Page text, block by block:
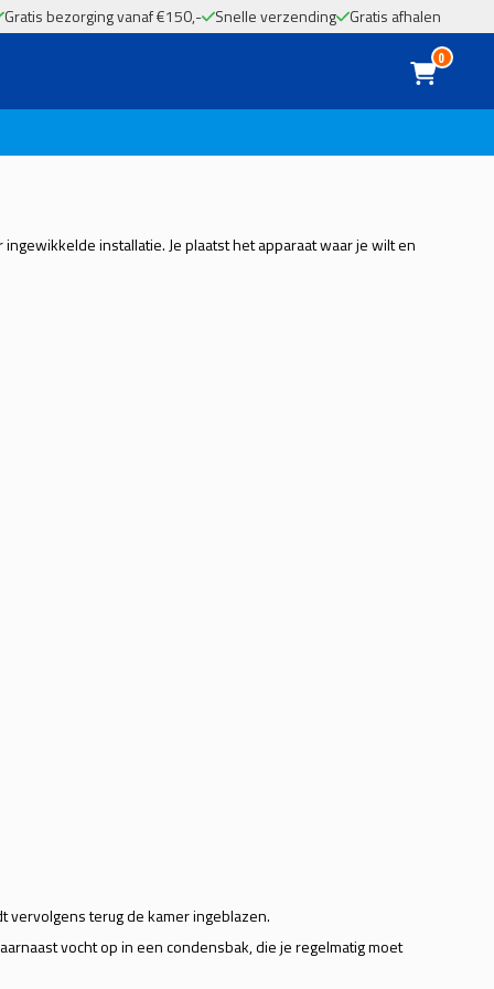
Gratis bezorging vanaf €150,- Snelle verzending Gratis afhalen
0
installatie. Je plaatst het apparaat waar je wilt en
vervolgens terug de kamer ingeblazen.
vocht op in een condensbak, die je regelmatig moet